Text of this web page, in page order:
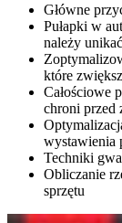
Główne
Pułapki w
należy unikać
które
Całościowe
chroni przed
wystawienia
Techniki
Obliczanie
sprzętu